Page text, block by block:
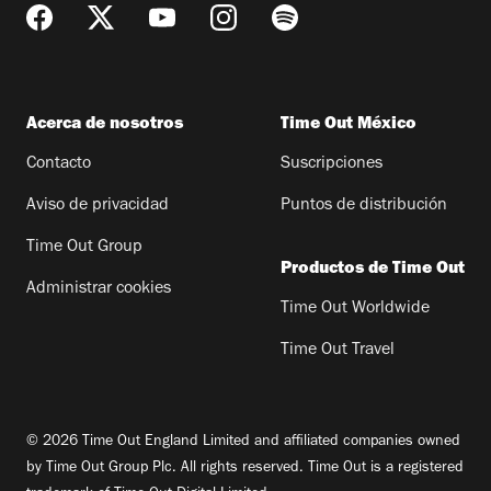
Acerca de nosotros
Contacto
Aviso de privacidad
Time Out Group
Administrar cookies
Time Out México
Suscripciones
Puntos de distribución
Productos de Time Out
Time Out Worldwide
Time Out Travel
© 2026 Time Out England Limited and affiliated companies owned
by Time Out Group Plc. All rights reserved. Time Out is a registered